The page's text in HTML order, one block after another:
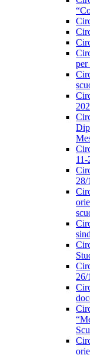
per
28/
26/